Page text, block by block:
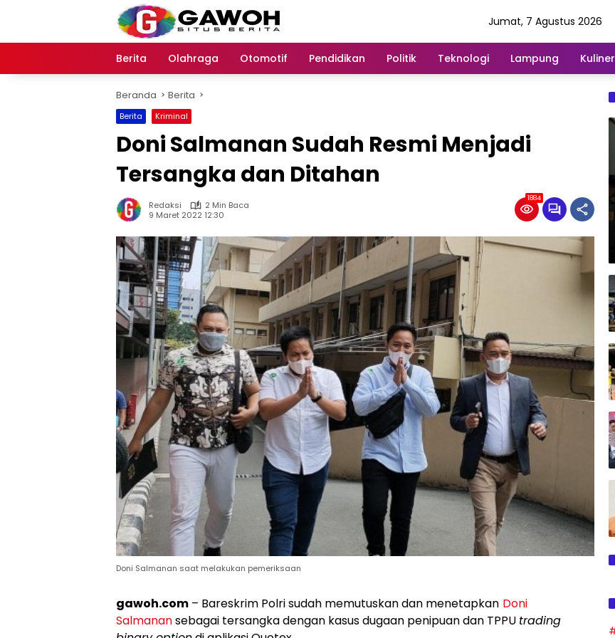
Jumat, 7 Agustus 2026
Berita Olahraga Otomotif Pendidikan Politik Teknologi Lampung Kuliner
Beranda Berita
Berita Kriminal
Doni Salmanan Sudah Resmi Menjadi
Tersangka dan Ditahan
Redaksi
2 Min Baca
9 Maret 2022 12:30
1884
Doni Salmanan saat melakukan pemeriksaan
gawoh.com – Bareskrim Polri sudah memutuskan dan menetapkan Doni
Salmanansebagai tersangka dengan kasus dugaan penipuan dan TPPU trading